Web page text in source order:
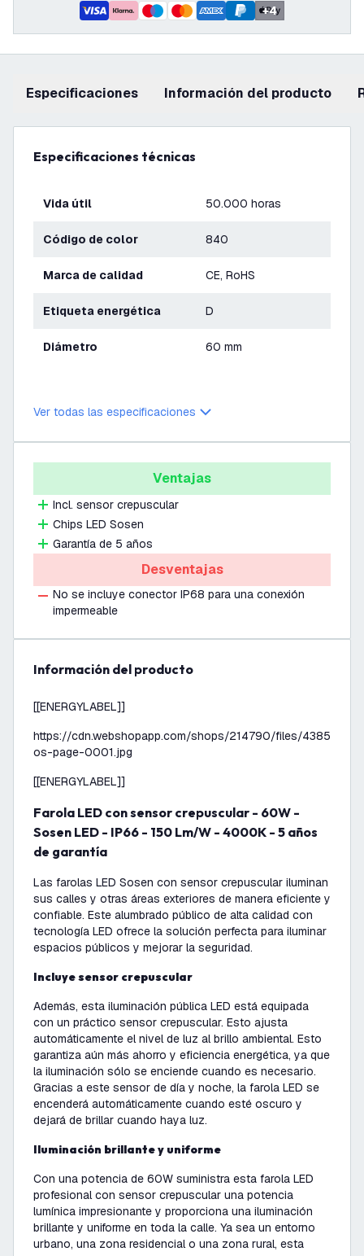
+4
Especificaciones información del producto
Especificaciones técnicas
Vida útil 50.000 horas
Código de color 840
Marca de calidad CE, RoHS
Etiqueta energética D
Diámetro 60 mm
Ver todas las especificaciones
Ventajas
Incl. sensor crepuscular
Chips LED Sosen
Garantía de 5 años
Desventajas
No se incluye conector IP68 para una conexión
impermeable
información del producto
[[ENERGYLABEL]]
https://cdn.webshopapp.com/shops/214790/files/
os-page-0001.jpg
[[ENERGYLABEL]]
Farola LED con sensor crepuscular - 60W -
Sosen LED - IP66 - 150 Lm/W - 4000K - 5 años
de garantía
Las farolas LED Sosen con sensor crepuscular iluminan
sus calles y otras áreas exteriores de manera eficiente y
confiable. Este alumbrado público de alta calidad con
tecnología LED ofrece la solución perfecta para iluminar
espacios públicos y mejorar la seguridad.
Incluye sensor crepuscular
Además, esta iluminación pública LED está equipada
con un práctico sensor crepuscular. Esto ajusta
automáticamente el nivel de luz al brillo ambiental. Esto
garantiza aún más ahorro y eficiencia energética, ya que
la iluminación sólo se enciende cuando es necesario.
Gracias a este sensor de día y noche, la farola LED se
encenderá automáticamente cuando esté oscuro y
dejará de brillar cuando haya luz.
Iluminación brillante y uniforme
Con una potencia de 60W suministra esta farola LED
profesional con sensor crepuscular una potencia
lumínica impresionante y proporciona una iluminación
brillante y uniforme en toda la calle. Ya sea un entorno
urbano, una zona residencial o una zona rural, esta